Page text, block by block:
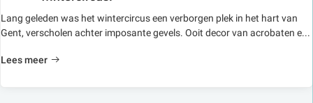
Lang geleden was het wintercircus een verborgen plek in het hart van
Gent, verscholen achter imposante gevels. Ooit decor van acrobaten e...
Lees meer